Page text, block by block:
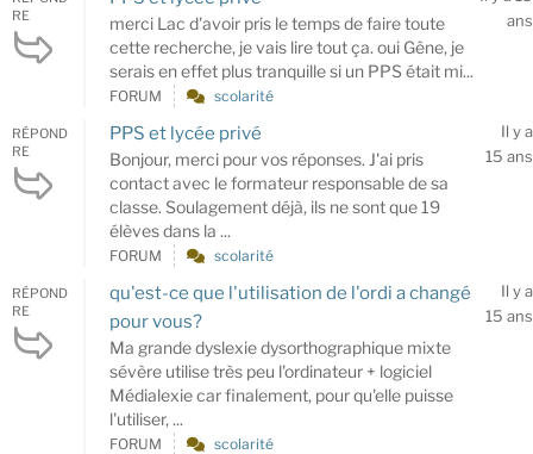
RE
merci Lac d'avoir pris le temps de faire toute
cette recherche, je vais lire tout ça. oui Gêne, je
serais en effet plus tranquille si un PPS était mi...
ans
FORUM scolarité
RÉPOND
RE
PPS et lycée privé
Bonjour, merci pour vos réponses. J'ai pris
contact avec le formateur responsable de sa
classe. Soulagement déjà, ils ne sont que 19
élèves dans la ...
Il y a
15 ans
FORUM scolarité
RÉPOND
RE
qu'est-ce que l'utilisation de l'ordi a changé
pour vous?
Ma grande dyslexie dysorthographique mixte
sévère utilise très peu l'ordinateur + logiciel
Médialexie car finalement, pour qu'elle puisse
l'utiliser, ...
Il y a
15 ans
FORUM scolarité